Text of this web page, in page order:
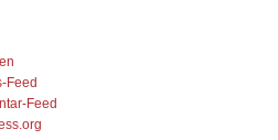
Feed
Feed